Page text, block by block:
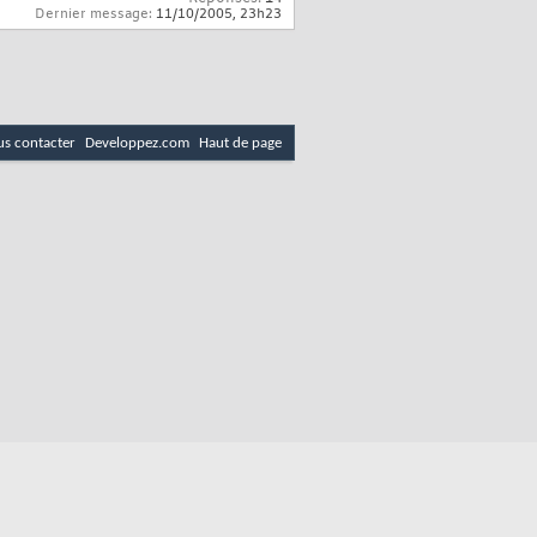
Dernier message: 11/10/2005, 23h23
contacter Developpez.com Haut de page